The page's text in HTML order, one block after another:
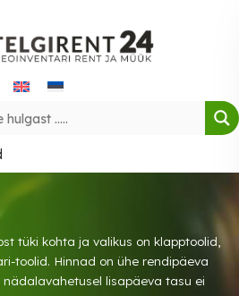
tüki kohta ja valikus on klapptoolid,
toolid. Hinnad on ühe rendipäeva
lisapäeva tasu ei